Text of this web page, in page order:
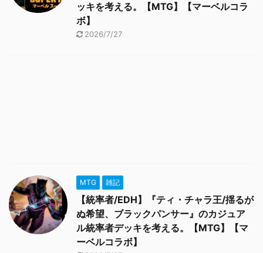
ッキを考える。【MTG】【マーベルコラ
ボ】
2026/7/27
MTG 雑記
【統率者/EDH】『ティ・チャラ王/揺るが
ぬ希望、ブラックパンサー』のカジュア
ル統率者デッキを考える。【MTG】【マ
ーベルコラボ】